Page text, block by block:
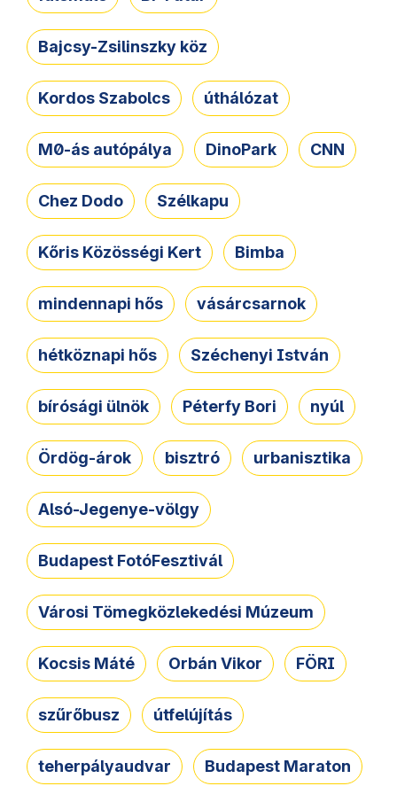
Bajcsy-Zsilinszky köz
Kordos Szabolcs úthálózat
M0-ás autópálya DinoPark CNN
Chez Dodo Szélkapu
Kőris Közösségi Kert Bimba
mindennapi hős vásárcsarnok
hétköznapi hős Széchenyi István
bírósági ülnök Péterfy Bori nyúl
Ördög-árok bisztró urbanisztika
Alsó-Jegenye-völgy
Budapest FotóFesztivál
Városi Tömegközlekedési Múzeum
Kocsis Máté Orbán Vikor FÖRI
szűrőbusz útfelújítás
teherpályaudvar Budapest Maraton